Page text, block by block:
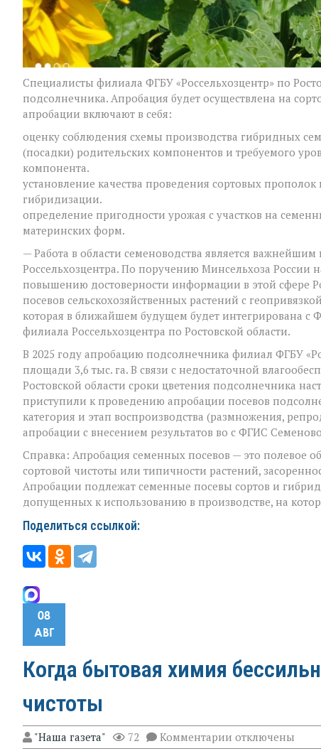
Специалисты филиала ФГБУ «Россельхозцентр» по
подсолнечника. Апробация будет осуществлена на
апробации включают в себя:
оценку соблюдения схемы производства гибридных
(посадки) родительских компонентов и требуемого
компонента.
установление качества проведения сортовых
гибридизации.
определение пригодности урожая с участков на
материнских форм.
— Работа в области семеноводства является
Россельхозцентра. По поручению Минсельхоза России
повышению достоверности информации в этой сфере
посевов сельскохозяйственных растений с
которая в ближайшем будущем будет интегрирована с
филиала Россельхозцентра по Ростовской области.
В 2025 году апробацию подсолнечника филиал ФГБУ
площади 3,6 тыс. га. В связи с недостаточной
Ростовской области сроки цветения подсолнечника
приступили к проведению апробации посевов
категория и этап воспроизводства (размножения,
апробации с внесением результатов во с ФГИС
Справка: Апробация семенных посевов — это полевое
сортовой чистоты или типичности растений,
Апробации подлежат семенные посевы сортов и
допущенных к использованию в производстве, на
Поделиться ссылкой:
08
АВГ
Когда бытовая химия
чистоты
"Наша газета" 72 Комментарии к
записи
отключены